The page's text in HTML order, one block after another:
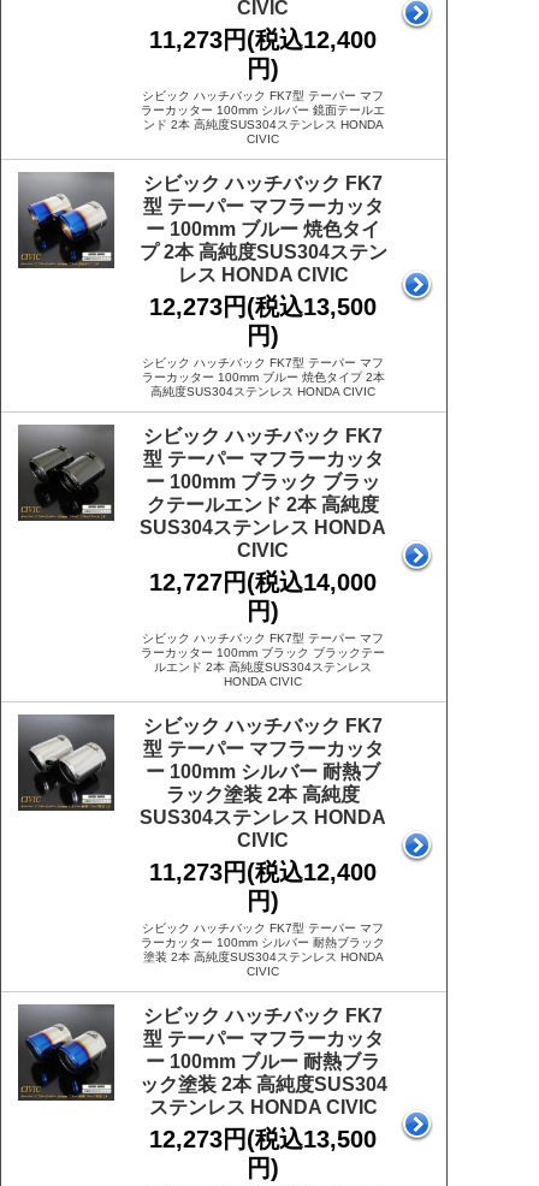
CIVIC
11,273円(税込12,400
円)
シビック ハッチバック FK7型 テーパー マフ
ラーカッター 100mm シルバー 鏡面テールエ
ンド 2本 高純度SUS304ステンレス HONDA
CIVIC
シビック ハッチバック FK7
型 テーパー マフラーカッタ
ー 100mm ブルー 焼色タイ
プ 2本 高純度SUS304ステン
レス HONDA CIVIC
12,273円(税込13,500
円)
シビック ハッチバック FK7型 テーパー マフ
ラーカッター 100mm ブルー 焼色タイプ 2本
高純度SUS304ステンレス HONDA CIVIC
シビック ハッチバック FK7
型 テーパー マフラーカッタ
ー 100mm ブラック ブラッ
クテールエンド 2本 高純度
SUS304ステンレス HONDA
CIVIC
12,727円(税込14,000
円)
シビック ハッチバック FK7型 テーパー マフ
ラーカッター 100mm ブラック ブラックテー
ルエンド 2本 高純度SUS304ステンレス
HONDA CIVIC
シビック ハッチバック FK7
型 テーパー マフラーカッタ
ー 100mm シルバー 耐熱ブ
ラック塗装 2本 高純度
SUS304ステンレス HONDA
CIVIC
11,273円(税込12,400
円)
シビック ハッチバック FK7型 テーパー マフ
ラーカッター 100mm シルバー 耐熱ブラック
塗装 2本 高純度SUS304ステンレス HONDA
CIVIC
シビック ハッチバック FK7
型 テーパー マフラーカッタ
ー 100mm ブルー 耐熱ブラ
ック塗装 2本 高純度SUS304
ステンレス HONDA CIVIC
12,273円(税込13,500
円)